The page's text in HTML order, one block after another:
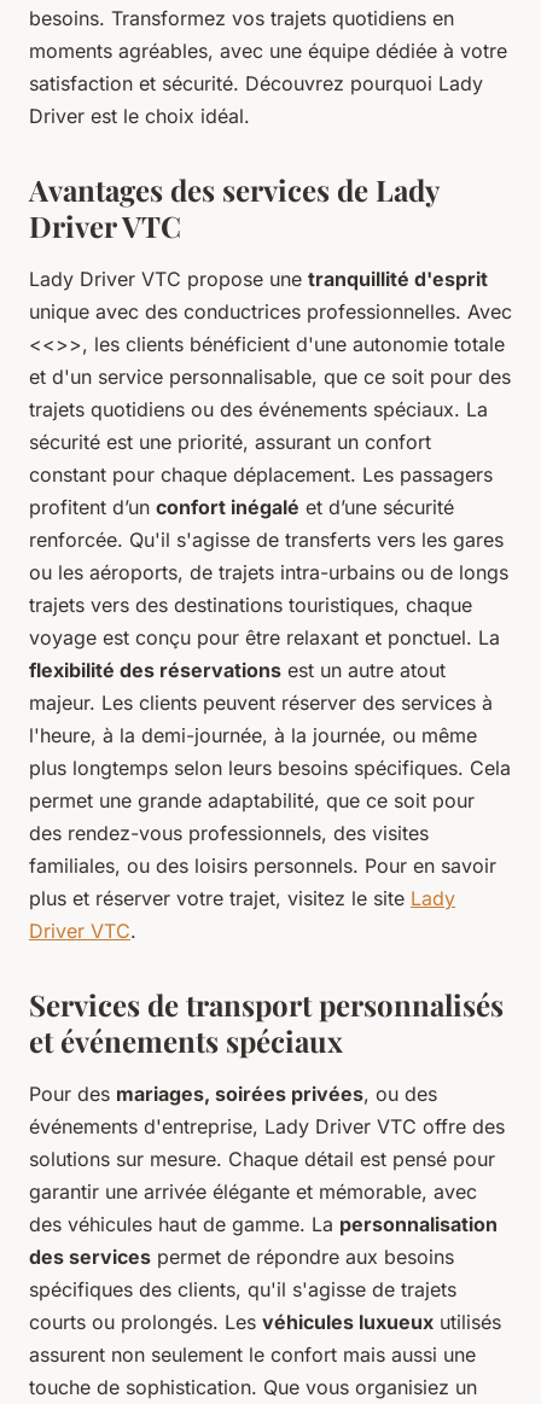
besoins. Transformez vos trajets quotidiens en
moments agréables, avec une équipe dédiée à votre
satisfaction et sécurité. Découvrez pourquoi Lady
Driver est le choix idéal.
Avantages des services de Lady
Driver VTC
Lady Driver VTC propose une tranquillité d'esprit
unique avec des conductrices professionnelles. Avec
<<>>, les clients bénéficient d'une autonomie totale
et d'un service personnalisable, que ce soit pour des
trajets quotidiens ou des événements spéciaux. La
sécurité est une priorité, assurant un confort
constant pour chaque déplacement. Les passagers
profitent d’un confort inégalé et d’une sécurité
renforcée. Qu'il s'agisse de transferts vers les gares
ou les aéroports, de trajets intra-urbains ou de longs
trajets vers des destinations touristiques, chaque
voyage est conçu pour être relaxant et ponctuel. La
flexibilité des réservations est un autre atout
majeur. Les clients peuvent réserver des services à
l'heure, à la demi-journée, à la journée, ou même
plus longtemps selon leurs besoins spécifiques. Cela
permet une grande adaptabilité, que ce soit pour
des rendez-vous professionnels, des visites
familiales, ou des loisirs personnels. Pour en savoir
plus et réserver votre trajet, visitez le site Lady
Driver VTC.
Services de transport personnalisés
et événements spéciaux
Pour des mariages, soirées privées, ou des
événements d'entreprise, Lady Driver VTC offre des
solutions sur mesure. Chaque détail est pensé pour
garantir une arrivée élégante et mémorable, avec
des véhicules haut de gamme. La personnalisation
des services permet de répondre aux besoins
spécifiques des clients, qu'il s'agisse de trajets
courts ou prolongés. Les véhicules luxueux utilisés
assurent non seulement le confort mais aussi une
touche de sophistication. Que vous organisiez un